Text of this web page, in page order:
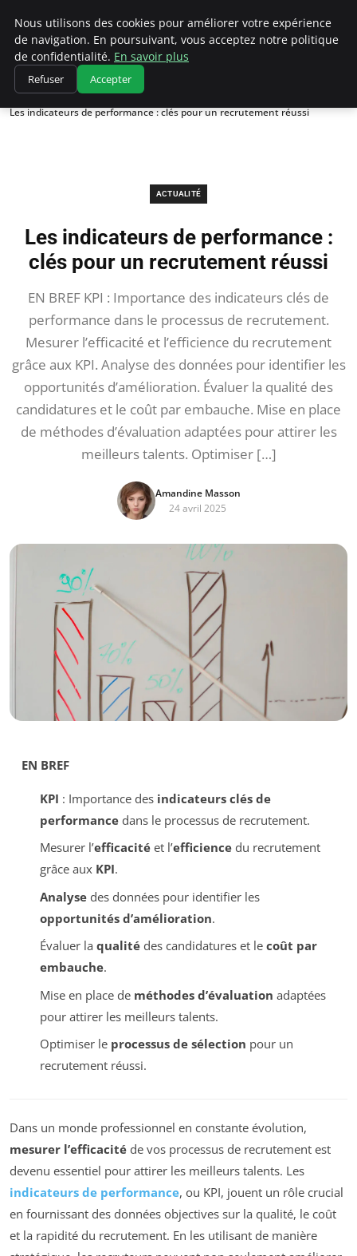
Chasseur De Tête
Accueil
Actualité
Les indicateurs de performance : clés pour un recrutement réussi
ACTUALITÉ
Les indicateurs de performance :
clés pour un recrutement réussi
EN BREF KPI : Importance des indicateurs clés de
performance dans le processus de recrutement.
Mesurer l’efficacité et l’efficience du recrutement
grâce aux KPI. Analyse des données pour identifier les
opportunités d’amélioration. Évaluer la qualité des
candidatures et le coût par embauche. Mise en place
de méthodes d’évaluation adaptées pour attirer les
meilleurs talents. Optimiser […]
Amandine Masson
24 avril 2025
EN BREF
KPI : Importance des indicateurs clés de
performancedans le processus de recrutement.
Mesurer l’efficacitéet l’efficiencedu recrutement
grâce aux KPI.
Analysedes données pour identifier les
opportunités d’amélioration.
Évaluer la qualitédes candidatures et le coût par
embauche.
Mise en place de méthodes d’évaluation adaptées
pour attirer les meilleurs talents.
Optimiser le processus de sélection pour un
recrutement réussi.
Dans un monde professionnel en constante évolution,
mesurer l’efficacité de vos processus de recrutement est
devenu essentiel pour attirer les meilleurs talents. Les
indicateurs de performance, ou KPI, jouent un rôle crucial
en fournissant des données objectives sur la qualité, le coût
et la rapidité du recrutement. En les utilisant de manière
Nous utilisons des cookies pour améliorer votre expérience
de navigation. En poursuivant, vous acceptez notre politique
de confidentialité. En savoir plus
Refuser Accepter